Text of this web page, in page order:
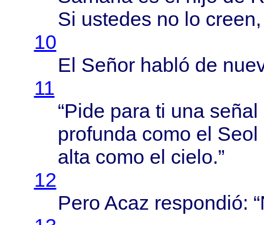
Si ustedes no lo creen
10
El Señor habló de
11
“Pide parati una señal
profunda como el Seol
alta como el cielo.”
12
Pero Acaz respondió: